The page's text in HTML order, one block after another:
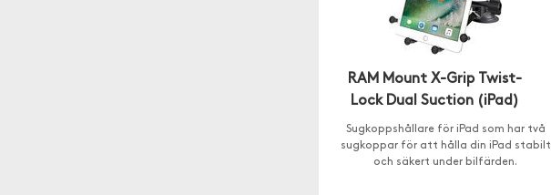
RAM Mount X-Grip Twist-
Lock Dual Suction (iPad)
Sugkoppshållare för iPad som har två
sugkoppar för att hålla din iPad stabilt
och säkert under bilfärden.